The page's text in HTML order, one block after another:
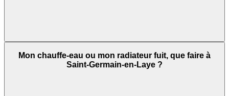
Mon chauffe-eau ou mon radiateur fuit, que faire à
Saint-Germain-en-Laye ?